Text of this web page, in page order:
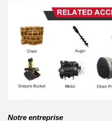
Notre entreprise